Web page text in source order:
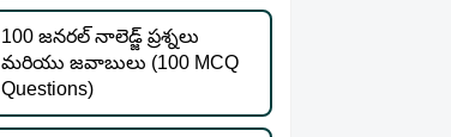
100 జనరల్ నాలెడ్జ్ ప్రశ్నలు
మరియు జవాబులు (100 MCQ
Questions)